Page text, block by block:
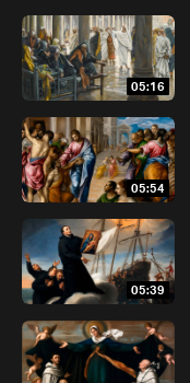
05:16
05:54
05:39